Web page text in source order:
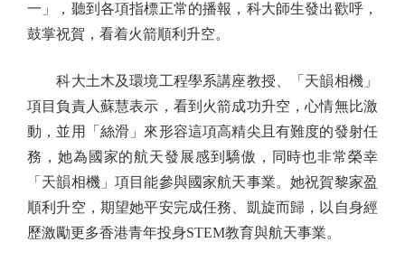
一」，聽到各項指標正常的播報，科大師生發出歡呼，
鼓掌祝賀，看着火箭順利升空。
科大土木及環境工程學系講座教授、「天韻相機」
項目負責人蘇慧表示，看到火箭成功升空，心情無比激
動，並用「絲滑」來形容這項高精尖且有難度的發射任
務，她為國家的航天發展感到驕傲，同時也非常榮幸
「天韻相機」項目能參與國家航天事業。她祝賀黎家盈
順利升空，期望她平安完成任務、凱旋而歸，以自身經
歷激勵更多香港青年投身STEM教育與航天事業。